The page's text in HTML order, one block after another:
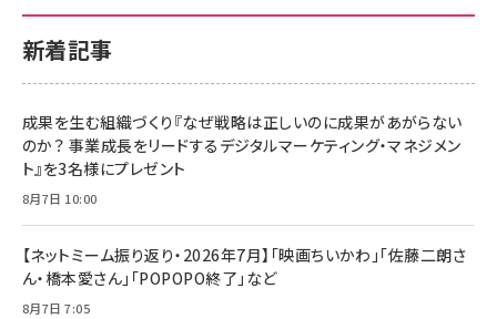
新着記事
成果を生む組織づくり『なぜ戦略は正しいのに成果があがらない
のか？ 事業成長をリードするデジタルマーケティング・マネジメン
ト』を3名様にプレゼント
8月7日 10:00
【ネットミーム振り返り・2026年7月】「映画ちいかわ」「佐藤二朗さ
ん・橋本愛さん」「POPOPO終了」など
8月7日 7:05